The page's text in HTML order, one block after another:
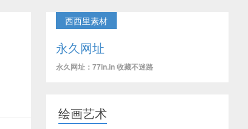
西西里素材
永久网址
永久网址：77in.in 收藏不迷路
绘画艺术